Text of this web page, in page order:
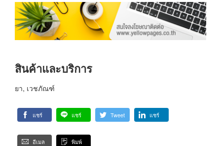
สินค้าและบริการ
ยา, เวชภัณฑ์
แชร์ แชร์ Tweet แชร์
อีเมล พิมพ์